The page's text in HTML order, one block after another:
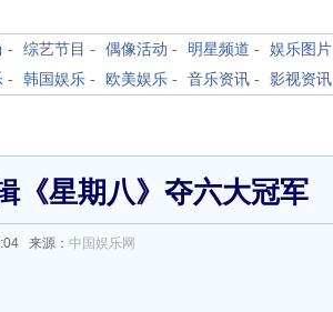
- 综艺节目 - 偶像活动 - 明星频道 - 娱乐图片
- 韩国娱乐 - 欧美娱乐 - 音乐资讯 - 影视资讯
《星期八》夺六大冠军
来源： 中国娱乐网